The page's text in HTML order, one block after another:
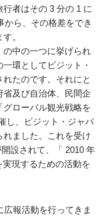
者はその 3 分の 1 に
から、その格差をでき
。
の中の一つに挙げられ
環としてビジット・
たのです。それにと
省及び自治体、民間企
ローバル観光戦略を
し、ビジット・ジャパ
ました。これを受け
設されて、「 2010 年
現するための活動を
広報活動を行ってきま